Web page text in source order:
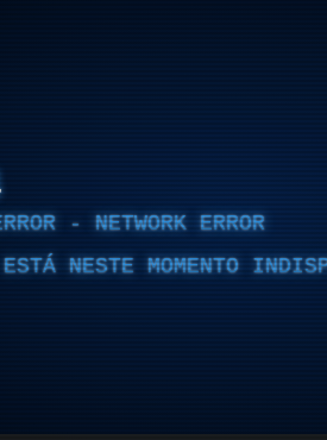
- NETWORK ERROR
NESTE MOMENTO